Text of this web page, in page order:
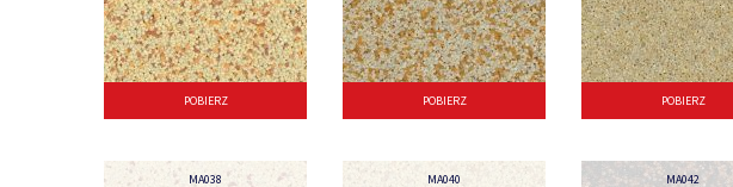
POBIERZ POBIERZ POBIERZ
MA038 MA040 MA042